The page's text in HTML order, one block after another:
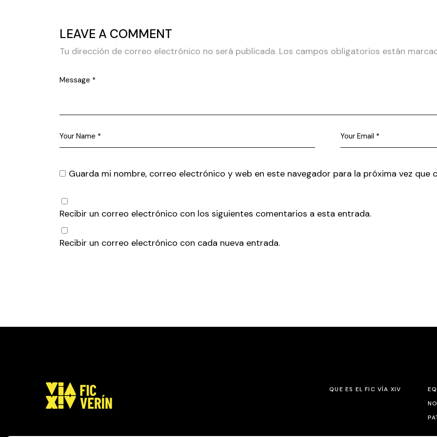
LEAVE A COMMENT
Tu dirección de correo electrónico no será publicada. Los campos obligatorios están
Guarda mi nombre, correo electrónico y web en este navegador para la próxima vez que
Recibir un correo electrónico con los siguientes comentarios a esta entrada.
Recibir un correo electrónico con cada nueva entrada.
QUE ES EL FIC VÍA XIV